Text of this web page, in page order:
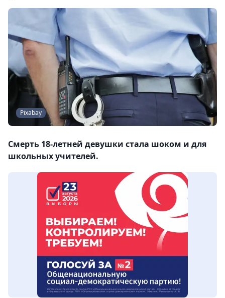
Pixabay
Смерть 18-летней девушки стала шоком и для
школьных учителей.